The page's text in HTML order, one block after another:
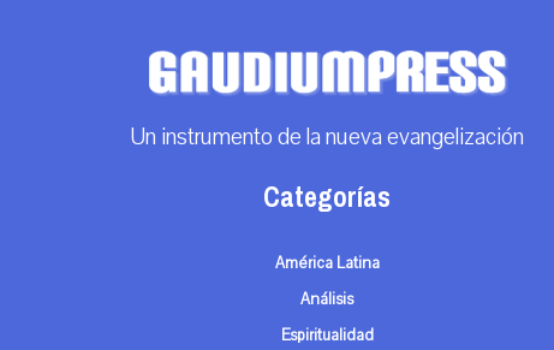
Un instrumento de la nueva evangelización
Categorías
América Latina
Análisis
Espiritualidad